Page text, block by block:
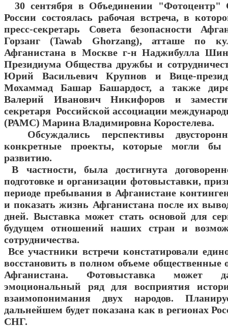
30 сентября в Объединении "Фотоцентр"
России состоялась рабочая встреча, в
пресс-секретарь Совета безопасности
Горзанг (Tawab Ghorzang), атташе по
Афганистана в Москве г-н Наджибулла
Президиума Общества дружбы и
Юрий Васильевич Крупнов и Вице-
Мохаммад Башар Башардост, а также
Валерий Иванович Никифоров и
секретаря Российской ассоциации
(РАМС) Марина Владимировна Коростелева.
Обсуждались перспективы
конкретные проекты, которые могли бы
развитию.
В частности, была достигнута
подготовке и организации фотовыставки,
периоде пребывания в Афганистане
и показать жизнь Афганистана после их
дней. Выставка может стать основой для
будущем отношений наших стран и
сотрудничества.
Все участники встречи констатировали
восстановить в полном объеме общественные
Афганистана. Фотовыставка может
эмоциональный ряд для восприятия
взаимопонимания двух народов.
дальнейшем будет показана как в регионах
СНГ.